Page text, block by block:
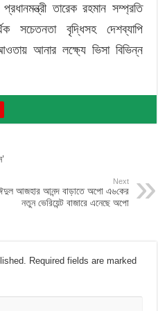
তারেক রহমান সম্প্রতি
সচেতনতা বৃদ্ধিসহ দেশব্যাপি
আনার লক্ষ্যে ভিসা বিভিন্ন
Next
আজহার আনন্দ বাড়াতে অপো এ৬কের
নতুন ভেরিয়েন্ট বাজারে এনেছে অপো
Required fields are marked